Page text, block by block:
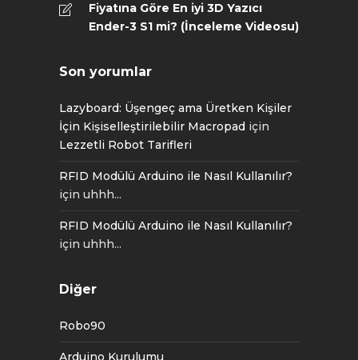
Fiyatına Göre En iyi 3D Yazıcı
Ender-3 S1 mi? (İnceleme Videosu)
Son yorumlar
Lazyboard: Üşengeç ama Üretken Kişiler
İçin Kişiselleştirilebilir Macropad için
Lezzetli Robot Tarifleri
RFID Modülü Arduino ile Nasıl Kullanılır?
için uhhh...
RFID Modülü Arduino ile Nasıl Kullanılır?
için uhhh...
Diğer
Robo90
Arduino Kurulumu